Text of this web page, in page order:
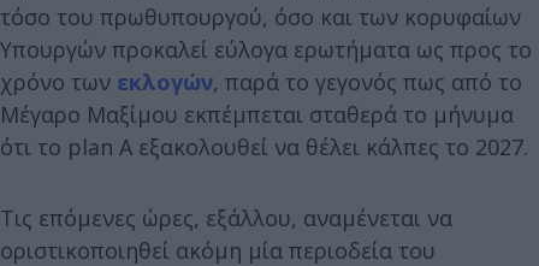
τόσο του πρωθυπουργού, όσο και των κορυφαίων
Υπουργών προκαλεί εύλογα ερωτήματα ως προς το
χρόνο των εκλογών, παρά το γεγονός πως από το
Μέγαρο Μαξίμου εκπέμπεται σταθερά το μήνυμα
ότι το plan A εξακολουθεί να θέλει κάλπες το 2027.
Τις επόμενες ώρες, εξάλλου, αναμένεται να
οριστικοποιηθεί ακόμη μία περιοδεία του